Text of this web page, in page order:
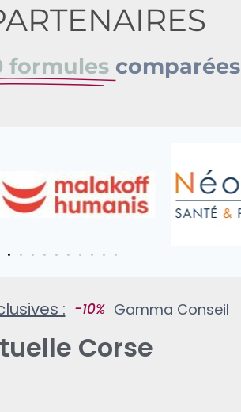
formules comparées
: Gamma Conseil
Corse